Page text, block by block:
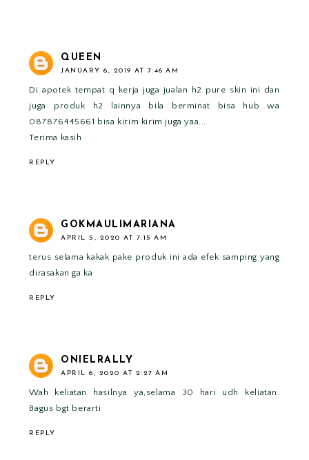
QUEEN
JANUARY 6, 2019 AT 7:46 AM
Di apotek tempat q kerja juga jualan h2 pure skin ini dan
juga produk h2 lainnya bila berminat bisa hub wa
087876445661 bisa kirim kirim juga yaa...
Terima kasih
REPLY
GOKMAULIMARIANA
APRIL 5, 2020 AT 7:15 AM
terus selama kakak pake produk ini ada efek samping yang
dirasakan ga ka
REPLY
ONIELRALLY
APRIL 6, 2020 AT 2:27 AM
Wah keliatan hasilnya ya,selama 30 hari udh keliatan.
Bagus bgt berarti
REPLY